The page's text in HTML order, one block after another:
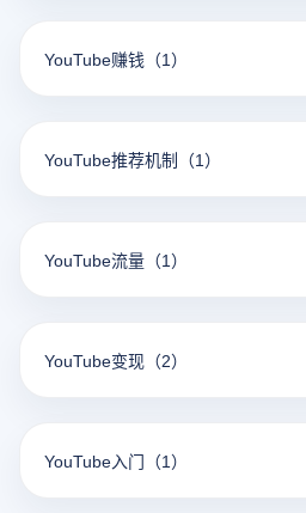
YouTube赚钱 （1）
YouTube推荐机制 （1）
YouTube流量 （1）
YouTube变现 （2）
YouTube入门 （1）